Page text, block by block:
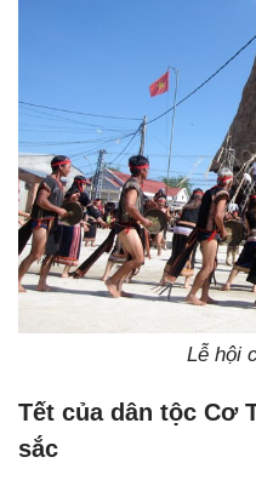
Lễ hội
Tết của dân tộc Cơ
sắc